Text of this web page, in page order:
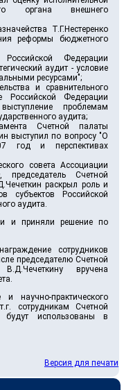
органа внешнего
Т.Г.Нестеренко
реформы бюджетного
Федерации
аудит - условие
ресурсами";
и сравнительного
Российской Федерации
проблемам
аудита;
Счетной палаты
выступил по вопросу "О
год и перспективах
совета Ассоциации
председатель Счетной
раскрыл роль и
субъектов Российской
аудита.
и приняли решение по
сотрудников
председателю Счетной
вручена
научно-практического
сотрудникам Счетной
использованы в
Версия для печати